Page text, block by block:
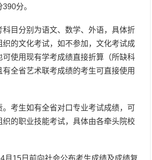
分。
目分别为语文、数学、外语，具体折
的文化考试，如不参加，文化考试成
使用现有学考成绩直接折算（所缺科
全省艺术联考成绩的考生可直接使用
考生如有全省对口专业考试成绩，可
的职业技能考试，具体由各牵头院校
15日前向社会公布考生成绩及成绩复